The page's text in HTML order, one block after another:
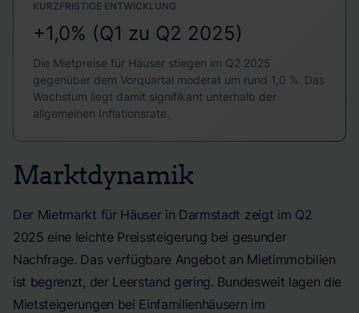
KURZFRISTIGE ENTWICKLUNG
+1,0% (Q1 zu Q2 2025)
Die Mietpreise für Häuser stiegen im Q2 2025
gegenüber dem Vorquartal moderat um rund 1,0 %. Das
Wachstum liegt damit signifikant unterhalb der
allgemeinen Inflationsrate.
Marktdynamik
Der Mietmarkt für Häuser in Darmstadt zeigt im Q2
2025 eine leichte Preissteigerung bei gesunder
Nachfrage. Das verfügbare Angebot an Mietimmobilien
ist begrenzt, der Leerstand gering. Bundesweit lagen die
Mietsteigerungen bei Einfamilienhäusern im